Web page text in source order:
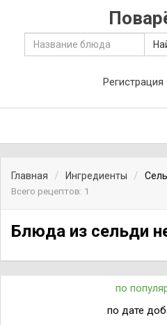
Регистрация
Главная Ингредиенты
Всего рецептов: 1
Блюда из сельди
по
по дате